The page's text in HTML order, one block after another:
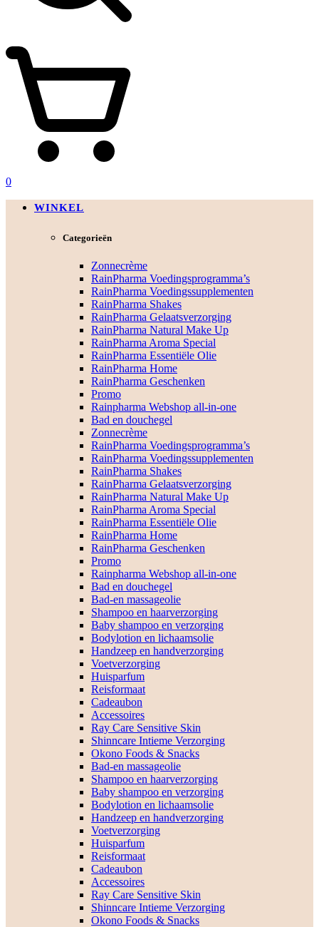
0
WINKEL
Categorieën
Zonnecrème
RainPharma Voedingsprogramma’s
RainPharma Voedingssupplementen
RainPharma Shakes
RainPharma Gelaatsverzorging
RainPharma Natural Make Up
RainPharma Aroma Special
RainPharma Essentiële Olie
RainPharma Home
RainPharma Geschenken
Promo
Rainpharma Webshop all-in-one
Bad en douchegel
Zonnecrème
RainPharma Voedingsprogramma’s
RainPharma Voedingssupplementen
RainPharma Shakes
RainPharma Gelaatsverzorging
RainPharma Natural Make Up
RainPharma Aroma Special
RainPharma Essentiële Olie
RainPharma Home
RainPharma Geschenken
Promo
Rainpharma Webshop all-in-one
Bad en douchegel
Bad-en massageolie
Shampoo en haarverzorging
Baby shampoo en verzorging
Bodylotion en lichaamsolie
Handzeep en handverzorging
Voetverzorging
Huisparfum
Reisformaat
Cadeaubon
Accessoires
Ray Care Sensitive Skin
Shinncare Intieme Verzorging
Okono Foods & Snacks
Bad-en massageolie
Shampoo en haarverzorging
Baby shampoo en verzorging
Bodylotion en lichaamsolie
Handzeep en handverzorging
Voetverzorging
Huisparfum
Reisformaat
Cadeaubon
Accessoires
Ray Care Sensitive Skin
Shinncare Intieme Verzorging
Okono Foods & Snacks